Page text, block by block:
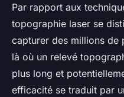
Par rapport aux
topographie laser se
capturer des millions de
là où un relevé
plus long et
efficacité se traduit par